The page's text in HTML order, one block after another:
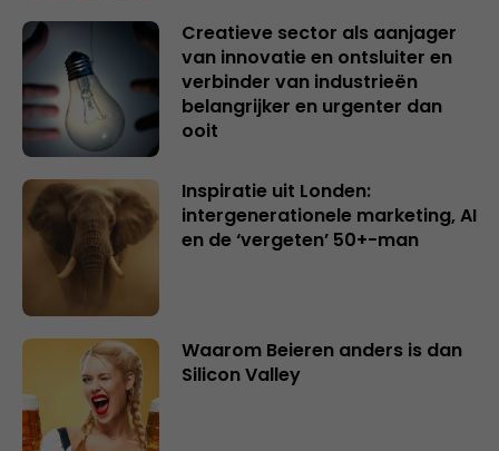
Creatieve sector als aanjager
van innovatie en ontsluiter en
verbinder van industrieën
belangrijker en urgenter dan
ooit
Inspiratie uit Londen:
intergenerationele marketing, AI
en de ‘vergeten’ 50+-man
Waarom Beieren anders is dan
Silicon Valley